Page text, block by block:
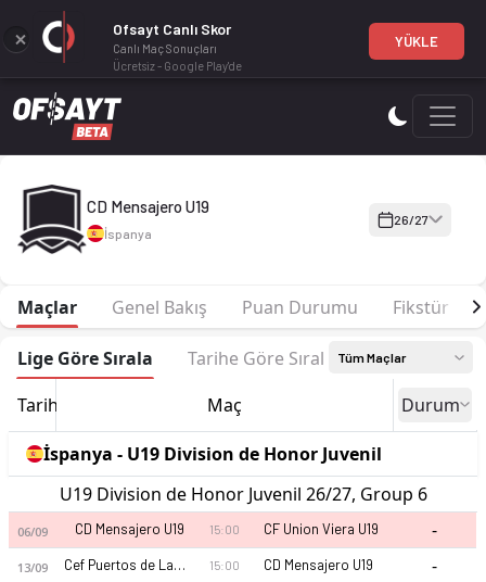
CD Mensajero U19 26-27 sezonu | U19 Division de Honor
CD Mensajero U19
İspanya
26/27
Maçlar Genel Bakış Puan Durumu Fikstür
Lige Göre Sırala Tarihe Göre Sırala Tüm Maçlar
Tarih Maç Durum
İspanya - U19 Division de Honor Juvenil
U19 Division de Honor Juvenil 26/27, Group 6
06/09 CD Mensajero U19 15:00 CF Union Viera U19 -
13/09 Cef Puertos de Las Palmas U19 15:00 CD Mensajero U19 -
Ofsayt Canlı Skor
Canlı Maç Sonuçları
Ücretsiz - Google Play'de
YÜKLE